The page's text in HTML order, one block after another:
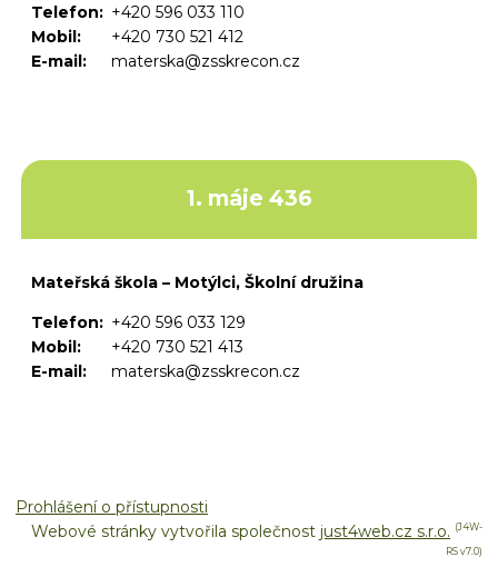
Telefon: +420 596 033 110
Mobil:
+420 730 521 412
E-mail:
materska@zsskrecon.cz
1. máje 436
Mateřská škola – Motýlci, Školní družina
Telefon: +420 596 033 129
Mobil:
+420 730 521 413
E-mail:
materska@zsskrecon.cz
Prohlášení o přístupnosti
Webové stránky vytvořila společnost just4web.cz s.r.o. (J4W-
RS v7.0)